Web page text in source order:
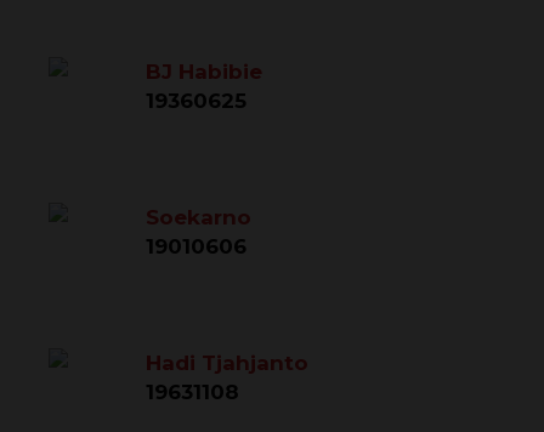
BJ Habibie
19360625
Soekarno
19010606
Hadi Tjahjanto
19631108